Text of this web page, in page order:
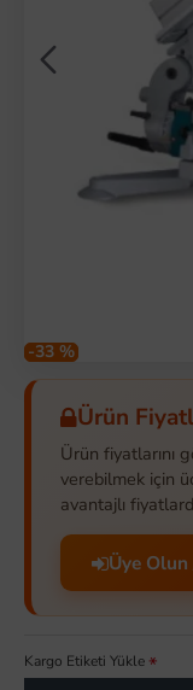
-33 %
Ürün
Ürün fiyatlarını
verebilmek için
avantajlı
Üye Olun
Kargo Etiketi Yükle